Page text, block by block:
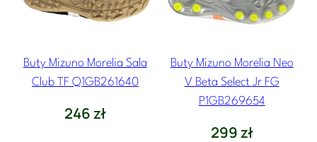
Buty Mizuno Morelia Sala
Club TF Q1GB261640
246zł
Buty Mizuno Morelia Neo
V Beta Select Jr FG
P1GB269654
299zł